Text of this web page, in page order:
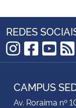
REDES
CAMPUS
Av. Roraima nº